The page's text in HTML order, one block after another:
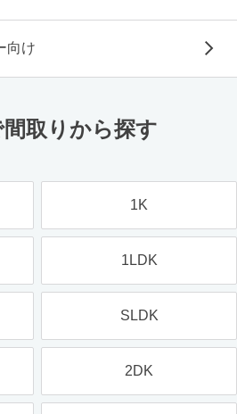
向け
取りから探す
1K
1LDK
SLDK
2DK